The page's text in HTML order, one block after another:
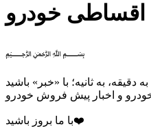
خودرو
﷽
خودرو و اخبار پیش فروش خودرو
با ما بروز باشید❤️